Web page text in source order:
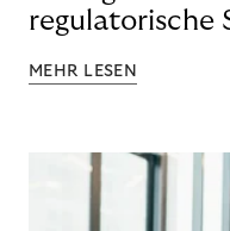
regulatorische
MEHR LESEN